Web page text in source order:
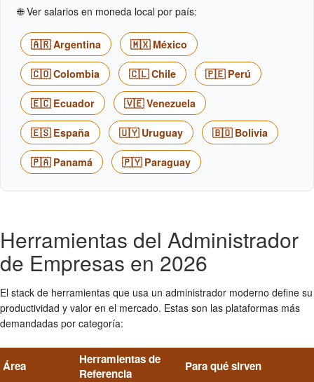
🌐 Ver salarios en moneda local por país:
🇦🇷 Argentina 🇲🇽 México
🇨🇴 Colombia 🇨🇱 Chile 🇵🇪 Perú
🇪🇨 Ecuador 🇻🇪 Venezuela
🇪🇸 España 🇺🇾 Uruguay 🇧🇴 Bolivia
🇵🇦 Panamá 🇵🇾 Paraguay
Herramientas del Administrador
de Empresas en 2026
El stack de herramientas que usa un administrador moderno define su
productividad y valor en el mercado. Estas son las plataformas más
demandadas por categoría:
Área
Herramientas de
Referencia
Para qué sirven